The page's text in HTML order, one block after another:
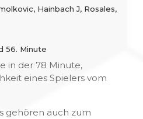
Hainbach J, Rosales,
56. Minute
in der 78 Minute,
eines Spielers vom
gehören auch zum